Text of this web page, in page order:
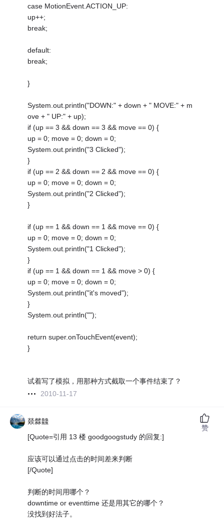
case MotionEvent.ACTION_UP:
up++;
break;
default:
break;
}
System.out.println("DOWN:" + down + " MOVE:" + m
ove + " UP:" + up);
if (up == 3 && down == 3 && move == 0) {
up = 0; move = 0; down = 0;
System.out.println("3 Clicked");
}
if (up == 2 && down == 2 && move == 0) {
up = 0; move = 0; down = 0;
System.out.println("2 Clicked");
}
if (up == 1 && down == 1 && move == 0) {
up = 0; move = 0; down = 0;
System.out.println("1 Clicked");
}
if (up == 1 && down == 1 && move > 0) {
up = 0; move = 0; down = 0;
System.out.println("it's moved");
}
System.out.println("");
return super.onTouchEvent(event);
}
试着写了模拟，用那种方式截取一个事件结束了？
2010-11-17
燚㵘䲜
[Quote=引用 13 楼 goodgoogstudy 的回复:]
应该可以通过点击的时间差来判断
[/Quote]
判断的时间用哪个？
downtime or eventtime 还是用其它的哪个？
没找到好法子。
赞